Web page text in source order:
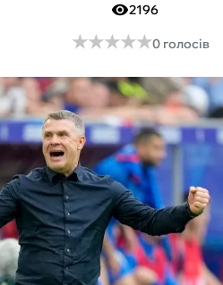
2196
★★★★★
★★★★★0 голосів